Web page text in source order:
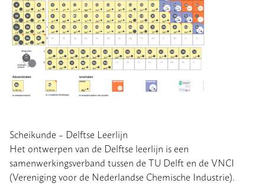
Scheikunde – Delftse Leerlijn
Het ontwerpen van de Delftse leerlijn is een
samenwerkingsverband tussen de TU Delft en de VNCI
(Vereniging voor de Nederlandse Chemische Industrie).